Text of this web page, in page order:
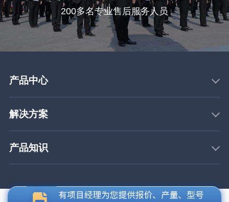
200多名专业售后服务人员
产品中心
解决方案
产品知识